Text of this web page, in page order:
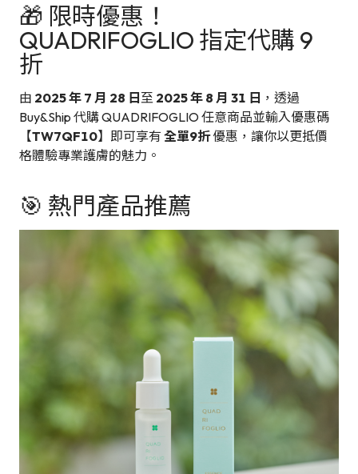
🎁 限時優惠！
QUADRIFOGLIO 指定代購 9
折
由 2025 年 7 月 28 日 至 2025 年 8 月 31 日 ，透過
Buy&Ship 代購 QUADRIFOGLIO 任意商品並輸入優惠碼
【TW7QF10】即可享有 全單9折優惠，讓你以更抵價
格體驗專業護膚的魅力。
🎯 熱門產品推薦